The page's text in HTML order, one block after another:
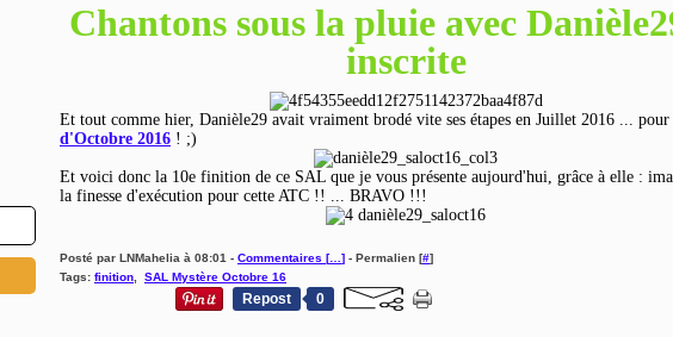
Chantons sous la pluie avec
inscrite
Et tout comme hier, Danièle29 avait vraiment brodé vite ses étapes en Juillet 2016 ... pour
d'Octobre 2016 ! ;)
Et voici donc la 10e finition de ce SAL que je vous présente aujourd'hui, grâce à elle :
la finesse d'exécution pour cette ATC !! ... BRAVO !!!
Posté par LNMahelia à 08:01 - Commentaires [… ] - Permalien [#]
Tags: finition SAL Mystère Octobre 16
Repost 0